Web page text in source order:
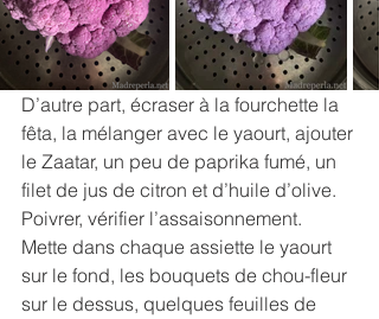
D’autre part, écraser à la fourchette la
fêta, la mélanger avec le yaourt, ajouter
le Zaatar, un peu de paprika fumé, un
filet de jus de citron et d’huile d’olive.
Poivrer, vérifier l’assaisonnement.
Mette dans chaque assiette le yaourt
sur le fond, les bouquets de chou-fleur
sur le dessus, quelques feuilles de